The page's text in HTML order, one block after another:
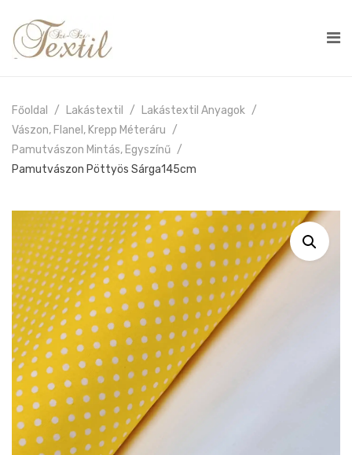
Főoldal Lakástextil
Lakástextil Anyagok
Vászon, Flanel, Krepp Méteráru
Pamutvászon Mintás, Egyszínű
Pamutvászon Pöttyös Sárga145cm